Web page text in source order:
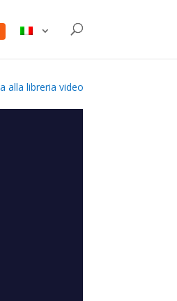
alla libreria video